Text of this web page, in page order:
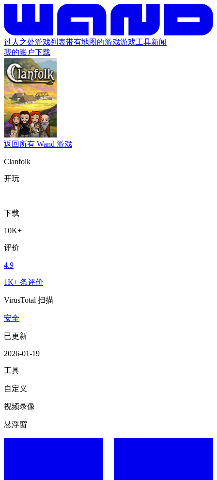
过人之处游戏列表带有地图的游戏游戏工具新闻
我的账户下载
返回所有 Wand 游戏
Clanfolk
开玩
下载
10K+
评价
4.9
1K+ 条评价
VirusTotal 扫描
安全
已更新
2026-01-19
工具
自定义
视频录像
悬浮窗